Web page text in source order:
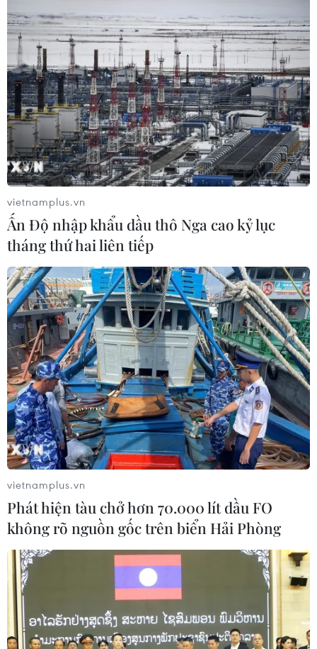
vietnamplus.vn
Ấn Độ nhập khẩu dầu thô Nga cao kỷ lục
tháng thứ hai liên tiếp
vietnamplus.vn
Phát hiện tàu chở hơn 70.000 lít dầu FO
không rõ nguồn gốc trên biển Hải Phòng